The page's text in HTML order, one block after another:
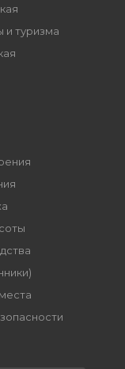
и туризма